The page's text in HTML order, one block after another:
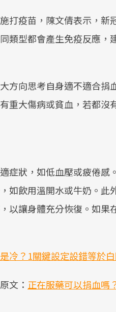
打疫苗，陳文倩表示，新
類型都會產生免疫反應，
方向思考自身適不適合捐
重大傷病或貧血，若都沒
症狀，如低血壓或疲倦感
如飲用溫開水或牛奶。此
以讓身體充分恢復。如果
冷？1關鍵設定設錯等於
文： 正在服藥可以捐血嗎